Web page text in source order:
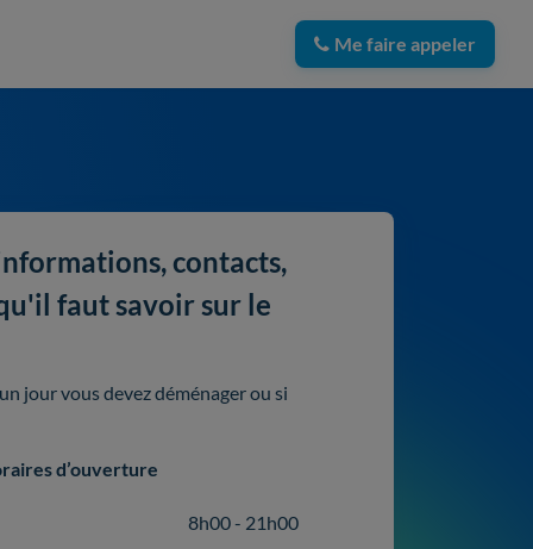
Me faire appeler
contacts,
faut savoir sur le
jour vous devez déménager ou si
d’ouverture
8h00 - 21h00